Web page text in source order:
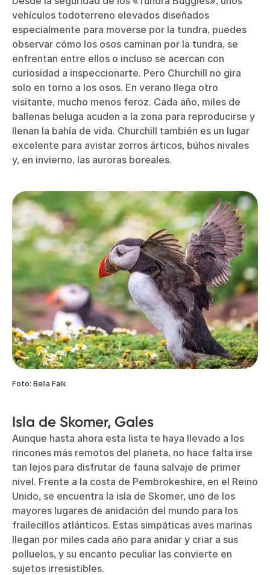
vehículos todoterreno elevados diseñados
especialmente para moverse por la tundra, puedes
observar cómo los osos caminan por la tundra, se
enfrentan entre ellos o incluso se acercan con
curiosidad a inspeccionarte. Pero Churchill no gira
solo en torno a los osos. En verano llega otro
visitante, mucho menos feroz. Cada año, miles de
ballenas beluga acuden a la zona para reproducirse y
llenan la bahía de vida. Churchill también es un lugar
excelente para avistar zorros árticos, búhos nivales
y, en invierno, las auroras boreales.
Foto: Bella Falk
Isla de Skomer, Gales
Aunque hasta ahora esta lista te haya llevado a los
rincones más remotos del planeta, no hace falta irse
tan lejos para disfrutar de fauna salvaje de primer
nivel. Frente a la costa de Pembrokeshire, en el Reino
Unido, se encuentra la isla de Skomer, uno de los
mayores lugares de anidación del mundo para los
frailecillos atlánticos. Estas simpáticas aves marinas
llegan por miles cada año para anidar y criar a sus
polluelos, y su encanto peculiar las convierte en
sujetos irresistibles.